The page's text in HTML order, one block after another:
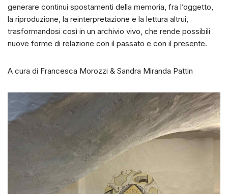
generare continui spostamenti della memoria, fra l’oggetto,
la riproduzione, la reinterpretazione e la lettura altrui,
trasformandosi così in un archivio vivo, che rende possibili
nuove forme di relazione con il passato e con il presente.
A cura di Francesca Morozzi & Sandra Miranda Pattin